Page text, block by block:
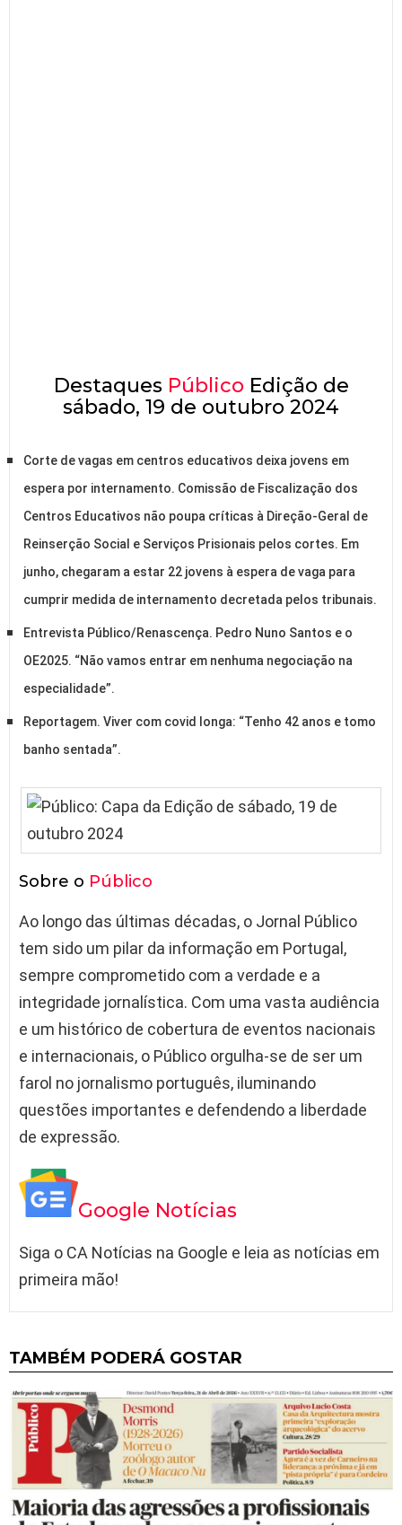
Destaques Público Edição de
sábado, 19 de outubro 2024
Corte de vagas em centros educativos deixa jovens em
espera por internamento. Comissão de Fiscalização dos
Centros Educativos não poupa críticas à Direção-Geral de
Reinserção Social e Serviços Prisionais pelos cortes. Em
junho, chegaram a estar 22 jovens à espera de vaga para
cumprir medida de internamento decretada pelos tribunais.
Entrevista Público/Renascença. Pedro Nuno Santos e o
OE2025. “Não vamos entrar em nenhuma negociação na
especialidade”.
Reportagem. Viver com covid longa: “Tenho 42 anos e tomo
banho sentada”.
Sobre o Público
Ao longo das últimas décadas, o Jornal Público
tem sido um pilar da informação em Portugal,
sempre comprometido com a verdade e a
integridade jornalística. Com uma vasta audiência
e um histórico de cobertura de eventos nacionais
e internacionais, o Público orgulha-se de ser um
farol no jornalismo português, iluminando
questões importantes e defendendo a liberdade
de expressão.
Google Notícias
Siga o CA Notícias na Google e leia as notícias em
primeira mão!
TAMBÉM PODERÁ GOSTAR